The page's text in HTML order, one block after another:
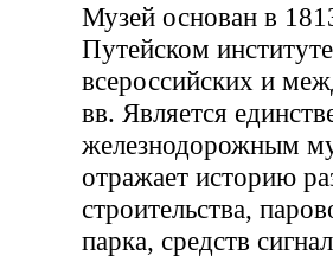
Музей основан в
Путейском
всероссийских и
вв. Является
железнодорожным
отражает историю
строительства,
парка, средств